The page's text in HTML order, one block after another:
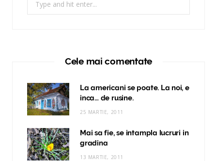
for:
Cele mai comentate
La americani se poate. La noi, e
inca… de rusine.
25 MARTIE, 2011
Mai sa fie, se intampla lucruri in
gradina
13 MARTIE, 2011